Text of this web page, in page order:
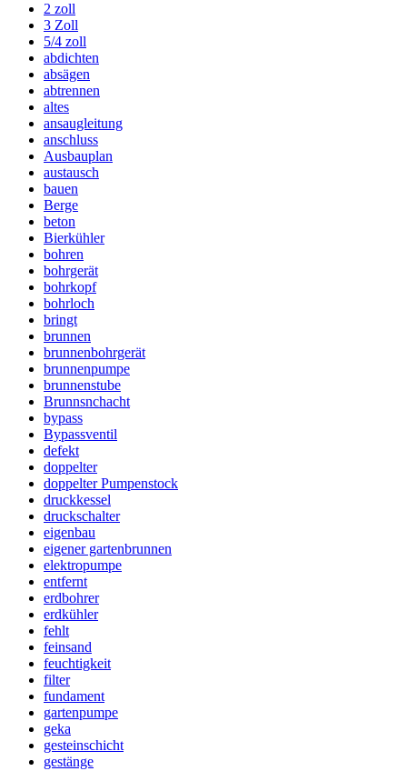
2 zoll
3 Zoll
5/4 zoll
abdichten
absägen
abtrennen
altes
ansaugleitung
anschluss
Ausbauplan
austausch
bauen
Berge
beton
Bierkühler
bohren
bohrgerät
bohrkopf
bohrloch
bringt
brunnen
brunnenbohrgerät
brunnenpumpe
brunnenstube
Brunnsnchacht
bypass
Bypassventil
defekt
doppelter
doppelter Pumpenstock
druckkessel
druckschalter
eigenbau
eigener gartenbrunnen
elektropumpe
entfernt
erdbohrer
erdkühler
fehlt
feinsand
feuchtigkeit
filter
fundament
gartenpumpe
geka
gesteinschicht
gestänge